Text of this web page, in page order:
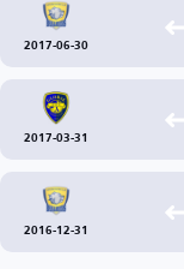
2017-06-30
2017-03-31
2016-12-31